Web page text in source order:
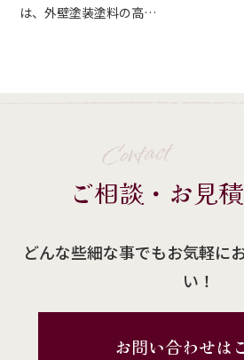
は、外壁塗装塗料の高…
Contact
ご相談・お見
どんな些細な事でもお気軽に
い！
お問い合わせは